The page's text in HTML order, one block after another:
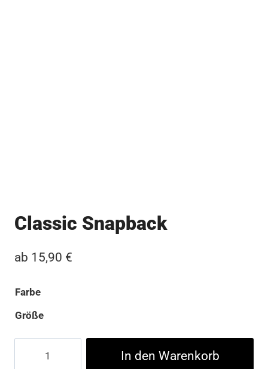
Classic Snapback
ab 15,90 €
Farbe
Größe
Snapback
In den Warenkorb